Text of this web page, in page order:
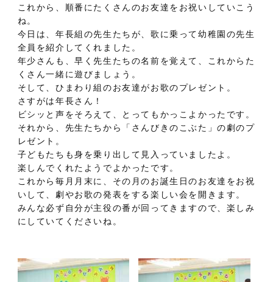
これから、順番にたくさんのお友達をお祝いしていこう
ね。
今日は、年長組の先生たちが、歌に乗って幼稚園の先生
全員を紹介してくれました。
年少さんも、早く先生たちの名前を覚えて、これからた
くさん一緒に遊びましょう。
そして、ひまわり組のお友達がお歌のプレゼント。
さすがは年長さん！
ビシッと声をそろえて、とってもかっこよかったです。
それから、先生たちから「さんびきのこぶた」の劇のプ
レゼント。
子どもたちも身を乗り出して見入っていましたよ。
楽しんでくれたようでよかったです。
これから毎月月末に、その月のお誕生日のお友達をお祝
いして、劇やお歌の発表をする楽しい会を開きます。
みんな必ず自分が主役の番が回ってきますので、楽しみ
にしていてくださいね。